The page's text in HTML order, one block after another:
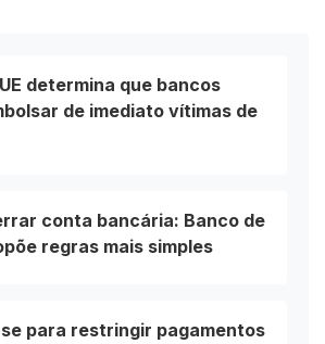
determina que bancos
de imediato vítimas de
conta bancária: Banco de
regras mais simples
para restringir pagamentos